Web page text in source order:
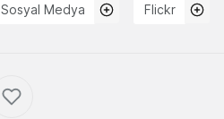
Sosyal Medya Flickr